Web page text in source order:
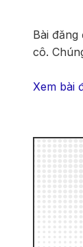
Bài
cô.
Xem bài